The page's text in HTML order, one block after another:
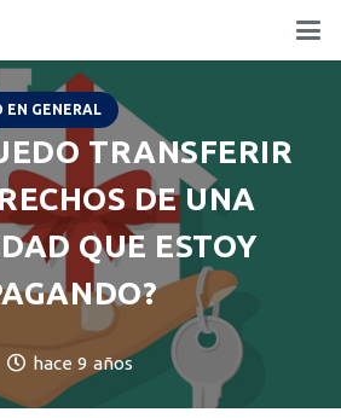
EN GENERAL
TRANSFERIR
DE UNA
QUE ESTOY
hace 9 años